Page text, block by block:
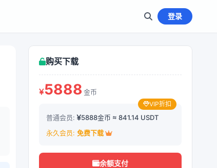
登录
购买下载
5888 金币
VIP折扣
普通会员:
5888金币 ≈ 841.14 USDT
永久会员: 免费下载
余额支付